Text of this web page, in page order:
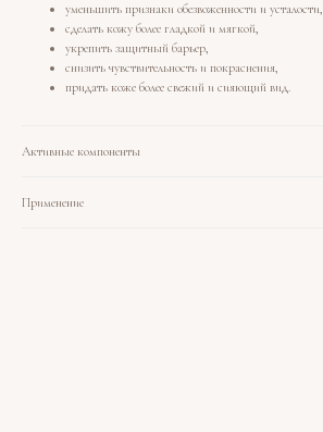
уменьшить признаки обезвоженности и усталости,
сделать кожу более гладкой и мягкой,
укрепить защитный барьер,
снизить чувствительность и покраснения,
придать коже более свежий и сияющий вид.
Активные компоненты
Применение